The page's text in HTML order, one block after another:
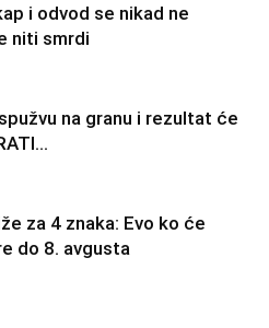
i odvod se nikad ne
niti smrdi
na granu i rezultat će
za 4 znaka: Evo ko će
do 8. avgusta